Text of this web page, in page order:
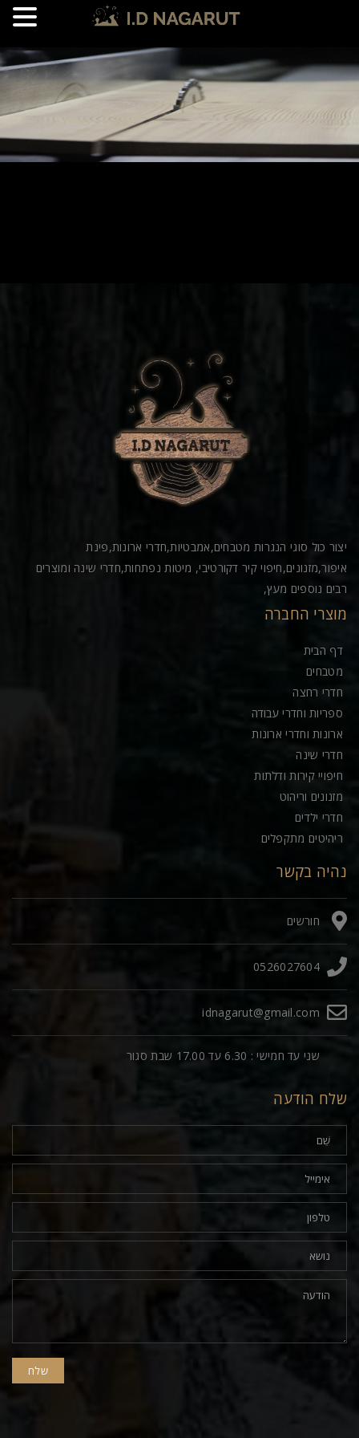
יצור כול סוגי הנגרות מטבחים,אמבטיות,חדרי ארונות,פינת
איפור,מזנונים,חיפוי קיר דקורטיבי, מיטות נפתחות,חדרי שינה ומוצרים
רבים נוספים מעץ,
מוצרי החברה
דף הבית
מטבחים
חדרי רחצה
ספריות וחדרי עבודה
ארונות וחדרי ארונות
חדרי שינה
חיפויי קירות ודלתות
מזנונים וריהוט
חדרי ילדים
ריהיטים מתקפלים
נהיה בקשר
חורשים
0526027604
idnagarut@gmail.com
שני עד חמישי : 6.30 עד 17.00 שבת סגור
שלח הודעה